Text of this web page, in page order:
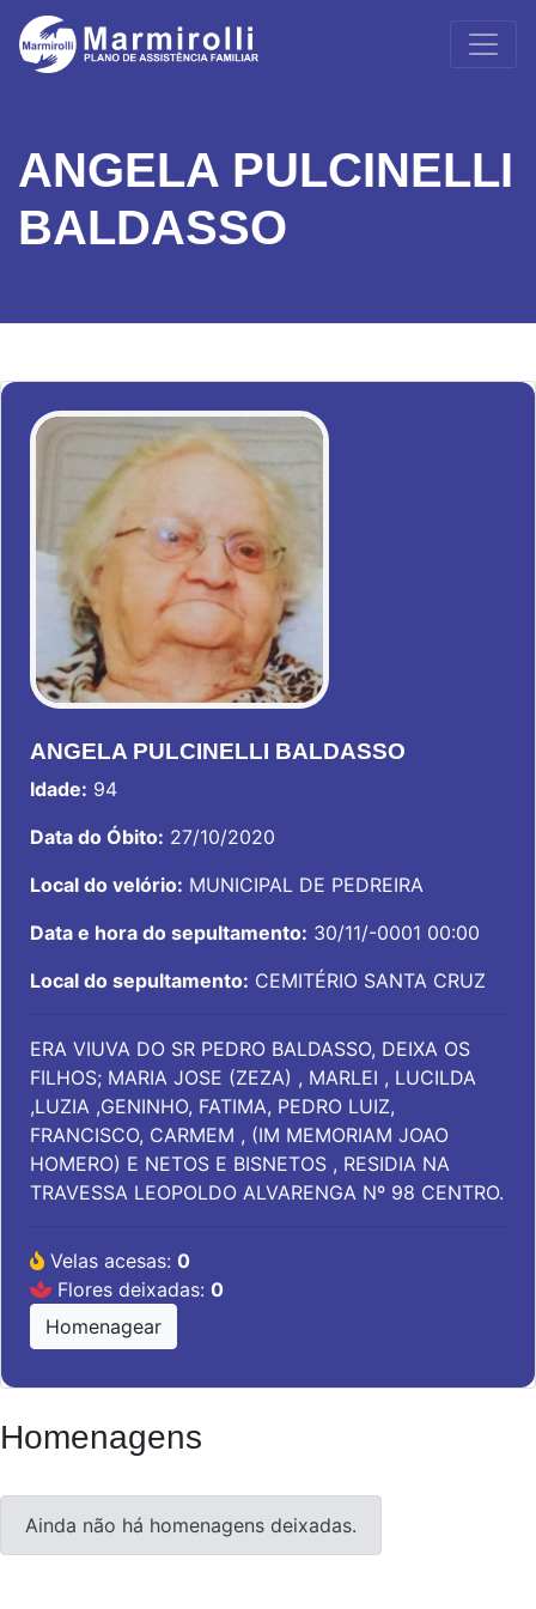
ANGELA PULCINELLI
BALDASSO
ANGELA PULCINELLI BALDASSO
Idade: 94
Data do Óbito: 27/10/2020
Local do velório: MUNICIPAL DE PEDREIRA
Data e hora do sepultamento: 30/11/-0001 00:00
Local do sepultamento: CEMITÉRIO SANTA CRUZ
ERA VIUVA DO SR PEDRO BALDASSO, DEIXA OS
FILHOS; MARIA JOSE (ZEZA) , MARLEI , LUCILDA
,LUZIA ,GENINHO, FATIMA, PEDRO LUIZ,
FRANCISCO, CARMEM , (IM MEMORIAM JOAO
HOMERO) E NETOS E BISNETOS , RESIDIA NA
TRAVESSA LEOPOLDO ALVARENGA Nº 98 CENTRO.
Velas acesas: 0
Flores deixadas: 0
Homenagear
Homenagens
Ainda não há homenagens deixadas.